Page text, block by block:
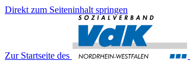
Direkt zum Seiteninhalt springen
Zur Startseite des